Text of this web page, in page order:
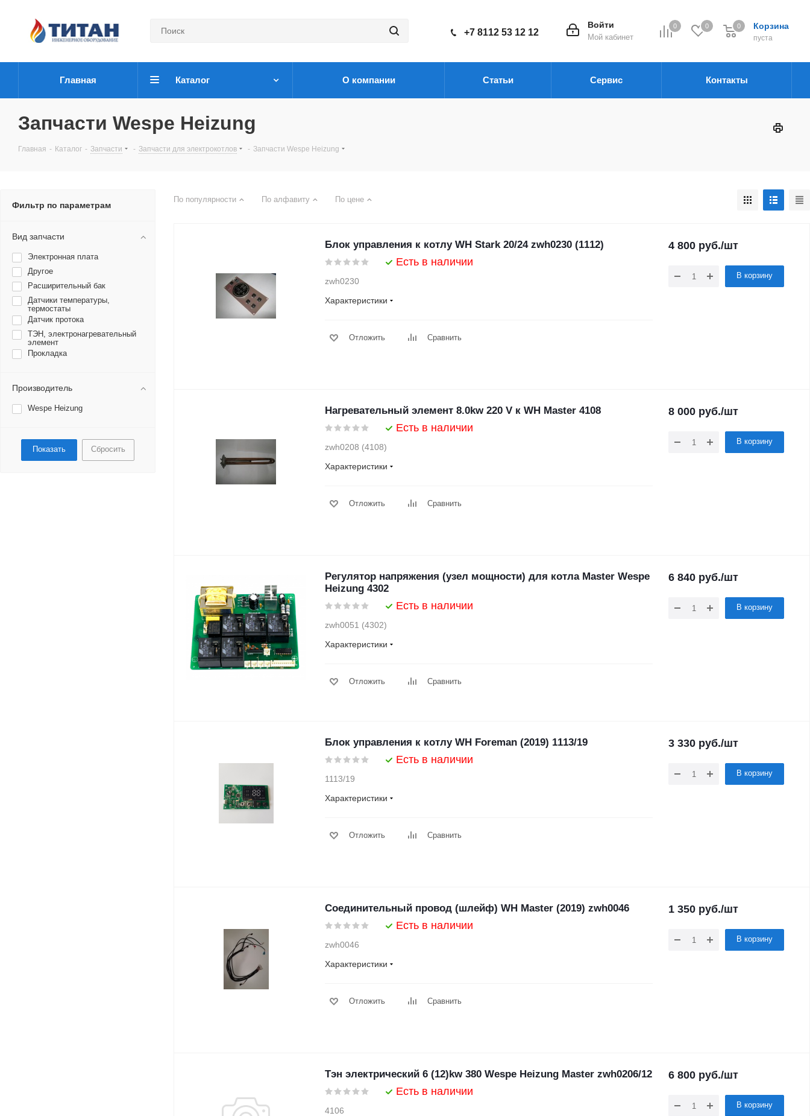
0 0 Корзина
пуста
0
Войти
Мой кабинет
+7 8112 53 12 12
Главная Каталог О компании Статьи Сервис Контакты
Запчасти Wespe Heizung
Главная - Каталог - Запчасти - Запчасти для электрокотлов - Запчасти Wespe Heizung
По популярности По алфавиту По цене
Блок управления к котлу WH Stark 20/24 zwh0230 (1112)
Есть в наличии
zwh0230
Характеристики
Отложить Сравнить
4 800 руб./шт
В корзину
Нагревательный элемент 8.0kw 220 V к WH Master 4108
Есть в наличии
zwh0208 (4108)
Характеристики
Отложить Сравнить
8 000 руб./шт
В корзину
Регулятор напряжения (узел мощности) для котла Master Wespe
Heizung 4302
Есть в наличии
zwh0051 (4302)
Характеристики
Отложить Сравнить
6 840 руб./шт
В корзину
Блок управления к котлу WH Foreman (2019) 1113/19
Есть в наличии
1113/19
Характеристики
Отложить Сравнить
3 330 руб./шт
В корзину
Соединительный провод (шлейф) WH Master (2019) zwh0046
Есть в наличии
zwh0046
Характеристики
Отложить Сравнить
1 350 руб./шт
В корзину
Тэн электрический 6 (12)kw 380 Wespe Heizung Master zwh0206/12
Есть в наличии
4106
6 800 руб./шт
В корзину
Фильтр по параметрам
Вид запчасти
Электронная плата
Другое
Расширительный бак
Датчики температуры,
термостаты
Датчик протока
ТЭН, электронагревательный
элемент
Прокладка
Производитель
Wespe Heizung
Сбросить